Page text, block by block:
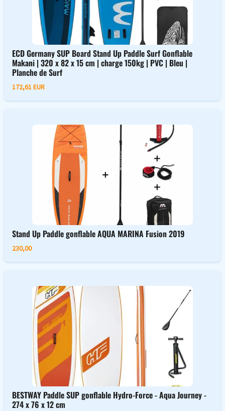
ECD Germany SUP Board Stand Up Paddle Surf Gonflable
Makani | 320 x 82 x 15 cm | charge 150kg | PVC | Bleu |
Planche de Surf
172,61 EUR
Stand Up Paddle gonflable AQUA MARINA Fusion 2019
230,00
BESTWAY Paddle SUP gonflable Hydro-Force - Aqua Journey -
274 x 76 x 12 cm